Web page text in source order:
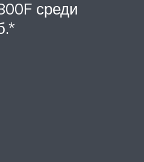
среди